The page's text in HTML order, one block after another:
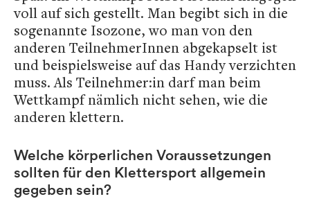
voll auf sich gestellt. Man begibt sich in die
sogenannte Isozone, wo man von den
anderen TeilnehmerInnen abgekapselt ist
und beispielsweise auf das Handy verzichten
muss. Als Teilnehmer:in darf man beim
Wettkampf nämlich nicht sehen, wie die
anderen klettern.
Welche körperlichen Voraussetzungen
sollten für den Klettersport allgemein
gegeben sein?